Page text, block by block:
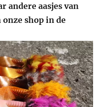
andere aasjes van
shop in de